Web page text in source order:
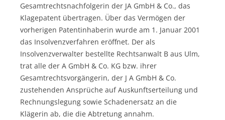
Gesamtrechtsnachfolgerin der JA GmbH & Co., das
Klagepatent übertragen. Über das Vermögen der
vorherigen Patentinhaberin wurde am 1. Januar 2001
das Insolvenzverfahren eröffnet. Der als
Insolvenzverwalter bestellte Rechtsanwalt B aus Ulm,
trat alle der A GmbH & Co. KG bzw. ihrer
Gesamtrechtsvorgängerin, der J A GmbH & Co.
zustehenden Ansprüche auf Auskunftserteilung und
Rechnungslegung sowie Schadenersatz an die
Klägerin ab, die die Abtretung annahm.